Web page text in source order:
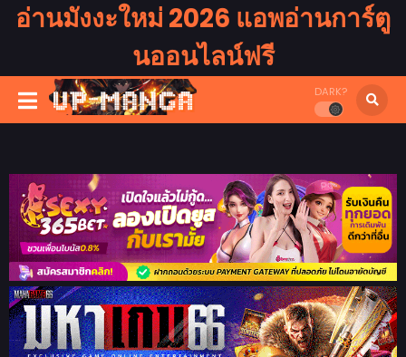
อ่านมังงะใหม่ 2026 แอพอ่านการ์ตู
นออนไลน์ฟรี
DARK?